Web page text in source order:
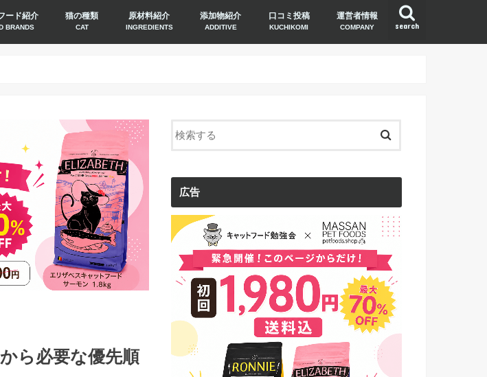
search
ード紹介
BRANDS
猫の種類
CAT
原材料紹介
INGREDIENTS
添加物紹介
ADDITIVE
口コミ投稿
KUCHIKOMI
運営者情報
COMPANY
ら必要な優先順
広告